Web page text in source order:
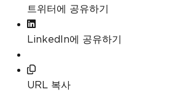
트위터에 공유하기
LinkedIn에 공유하기
URL 복사